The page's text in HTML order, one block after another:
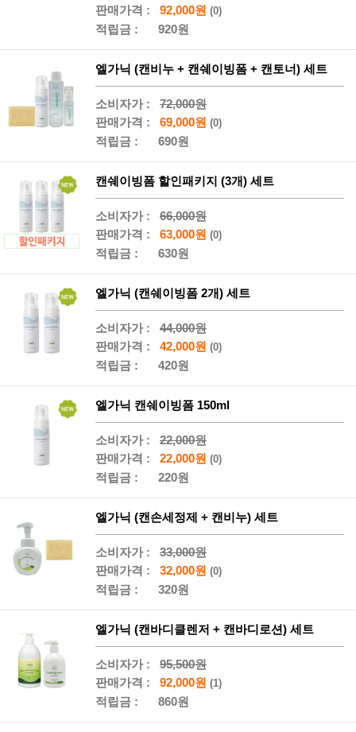
판매가격 :
92,000원 (0)
적립금 : 920원
엘가닉 (캔비누 + 캔쉐이빙폼 + 캔토너) 세트
소비자가 :
72,000원
판매가격 :
69,000원 (0)
적립금 : 690원
캔쉐이빙폼 할인패키지 (3개) 세트
소비자가 :
66,000원
판매가격 :
63,000원 (0)
적립금 : 630원
엘가닉 (캔쉐이빙폼 2개) 세트
소비자가 :
44,000원
판매가격 :
42,000원 (0)
적립금 : 420원
엘가닉 캔쉐이빙폼 150ml
소비자가 :
22,000원
판매가격 :
22,000원 (0)
적립금 : 220원
엘가닉 (캔손세정제 + 캔비누) 세트
소비자가 :
33,000원
판매가격 :
32,000원 (0)
적립금 : 320원
엘가닉 (캔바디클렌저 + 캔바디로션) 세트
소비자가 :
95,500원
판매가격 :
92,000원 (1)
적립금 : 860원